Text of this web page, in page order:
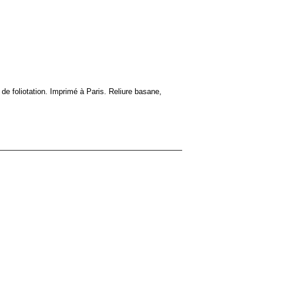
foliotation. Imprimé à Paris. Reliure basane,